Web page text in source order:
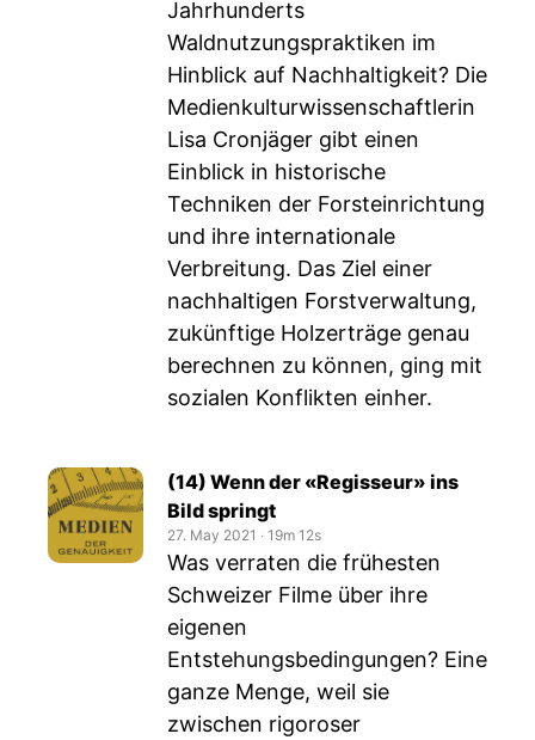
Jahrhunderts
Waldnutzungspraktiken im
Hinblick auf Nachhaltigkeit? Die
Medienkulturwissenschaftlerin
Lisa Cronjäger gibt einen
Einblick in historische
Techniken der Forsteinrichtung
und ihre internationale
Verbreitung. Das Ziel einer
nachhaltigen Forstverwaltung,
zukünftige Holzerträge genau
berechnen zu können, ging mit
sozialen Konflikten einher.
(14) Wenn der «Regisseur» ins
Bild springt
27. May 2021 ‧ 19m 12s
Was verraten die frühesten
Schweizer Filme über ihre
eigenen
Entstehungsbedingungen? Eine
ganze Menge, weil sie
zwischen rigoroser